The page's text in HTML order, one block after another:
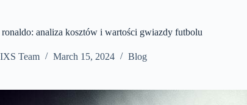
analiza kosztów i wartości gwiazdy futbolu
IXS Team March 15, 2024 Blog